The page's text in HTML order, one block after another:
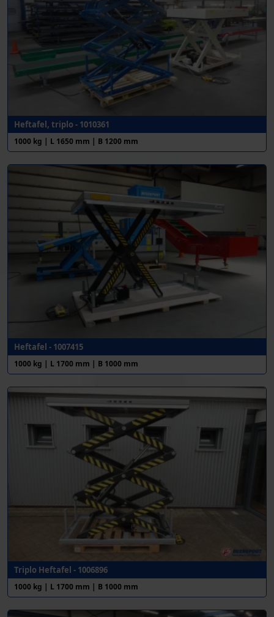
Heftafel, triplo - 1010361
1000 kg | L 1650 mm | B 1200 mm
Heftafel - 1007415
1000 kg | L 1700 mm | B 1000 mm
Triplo Heftafel - 1006896
1000 kg | L 1700 mm | B 1000 mm